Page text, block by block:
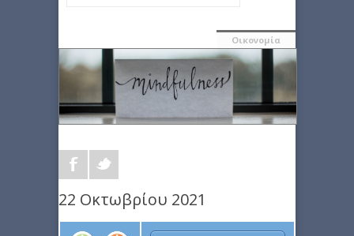
Οικονομία
22 Οκτωβρίου 2021